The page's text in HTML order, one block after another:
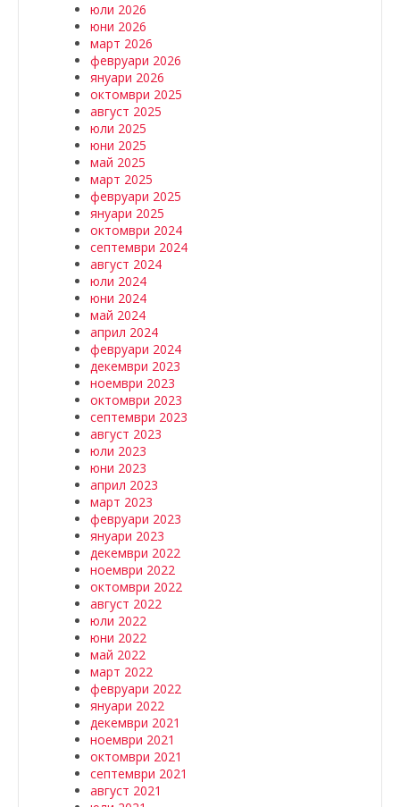
юли 2026
юни 2026
март 2026
февруари 2026
януари 2026
октомври 2025
август 2025
юли 2025
юни 2025
май 2025
март 2025
февруари 2025
януари 2025
октомври 2024
септември 2024
август 2024
юли 2024
юни 2024
май 2024
април 2024
февруари 2024
декември 2023
ноември 2023
октомври 2023
септември 2023
август 2023
юли 2023
юни 2023
април 2023
март 2023
февруари 2023
януари 2023
декември 2022
ноември 2022
октомври 2022
август 2022
юли 2022
юни 2022
май 2022
март 2022
февруари 2022
януари 2022
декември 2021
ноември 2021
октомври 2021
септември 2021
август 2021